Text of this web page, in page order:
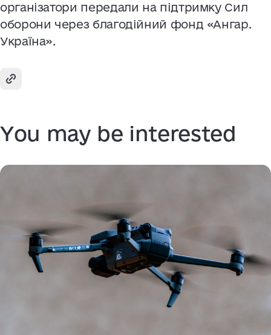
організатори передали на підтримку Сил
оборони через благодійний фонд «Ангар.
Україна».
You may be interested